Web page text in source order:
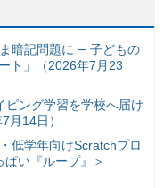
暗記問題に ─ 子どもの
ト」（2026年7月23
ピング学習を学校へ届け
月14日）
低学年向けScratchプロ
い『ループ』＞